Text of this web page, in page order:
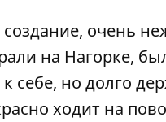
очень
на Нагорке,
себе, но долго
ходит на